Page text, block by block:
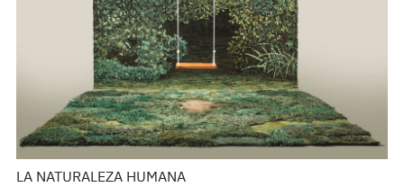
LA NATURALEZA HUMANA